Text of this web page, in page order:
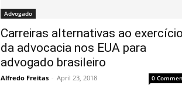
Advogado
Carreiras alternativas ao
da advocacia nos EUA para
advogado brasileiro
Alfredo Freitas - April 23, 2018 0